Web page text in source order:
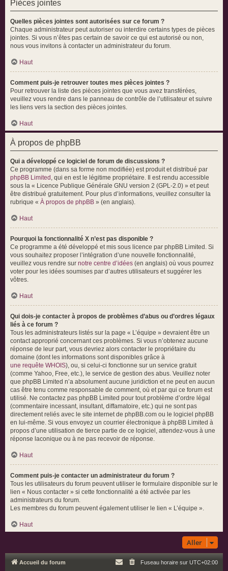
Pièces jointes
Quelles pièces jointes sont autorisées sur ce forum ?
Chaque administrateur peut autoriser ou interdire certains types de pièces
jointes. Si vous n’êtes pas certain de savoir ce qui est autorisé ou non,
nous vous invitons à contacter un administrateur du forum.
Haut
Comment puis-je retrouver toutes mes pièces jointes ?
Pour retrouver la liste des pièces jointes que vous avez transférées,
veuillez vous rendre dans le panneau de contrôle de l’utilisateur et suivre
les liens vers la section des pièces jointes.
Haut
À propos de phpBB
Qui a développé ce logiciel de forum de discussions ?
Ce programme (dans sa forme non modifiée) est produit et distribué par
phpBB Limited , qui en est le légitime propriétaire. Il est rendu accessible
sous la « Licence Publique Générale GNU version 2 (GPL-2.0) » et peut
être distribué gratuitement. Pour plus d’informations, veuillez consulter la
rubrique « À propos de phpBB » (en anglais).
Haut
Pourquoi la fonctionnalité X n’est pas disponible ?
Ce programme a été développé et mis sous licence par phpBB Limited. Si
vous souhaitez proposer l’intégration d’une nouvelle fonctionnalité,
veuillez vous rendre sur notre centre d’idées (en anglais) où vous pourrez
voter pour les idées soumises par d’autres utilisateurs et suggérer les
vôtres.
Haut
Qui dois-je contacter à propos de problèmes d’abus ou d’ordres légaux
liés à ce forum ?
Tous les administrateurs listés sur la page « L’équipe » devraient être un
contact approprié concernant ces problèmes. Si vous n’obtenez aucune
réponse de leur part, vous devriez alors contacter le propriétaire du
domaine (dont les informations sont disponibles grâce à
une requête WHOIS), ou, si celui-ci fonctionne sur un service gratuit
(comme Yahoo, Free, etc.), le service de gestion des abus. Veuillez noter
que phpBB Limited n’a absolument aucune juridiction et ne peut en aucun
cas être tenu comme responsable de comment, où et par qui ce forum est
utilisé. Ne contactez pas phpBB Limited pour tout problème d’ordre légal
(commentaire incessant, insultant, diffamatoire, etc.) qui ne sont pas
directement reliés avec le site internet de phpBB.com ou le logiciel phpBB
en lui-même. Si vous envoyez un courrier électronique à phpBB Limited à
propos d’une utilisation de tierce partie de ce logiciel, attendez-vous à une
réponse laconique ou à ne pas recevoir de réponse.
Haut
Comment puis-je contacter un administrateur du forum ?
Tous les utilisateurs du forum peuvent utiliser le formulaire disponible sur le
lien « Nous contacter » si cette fonctionnalité a été activée par les
administrateurs du forum.
Les membres du forum peuvent également utiliser le lien « L’équipe ».
Haut
Aller
Accueil du forum Fuseau horaire sur UTC+02:00